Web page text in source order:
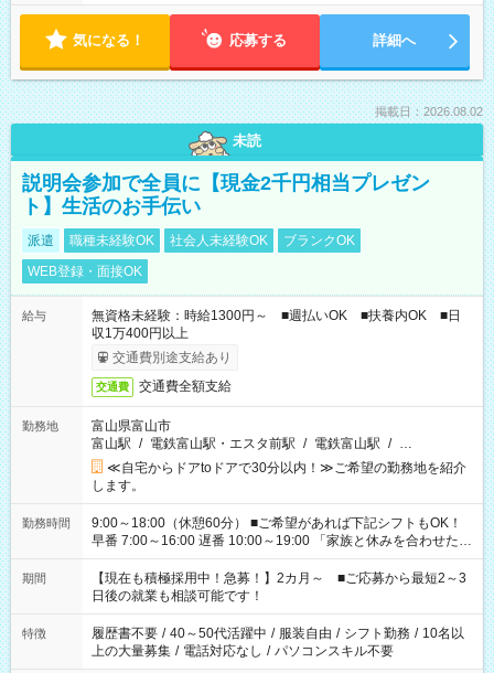
気になる！ 応募する 詳細へ
掲載日：2026.08.02
未読
説明会参加で全員に【現金2千円相当プレゼン
ト】生活のお手伝い
派遣 職種未経験OK 社会人未経験OK
ブランクOK
WEB登録・面接OK
給与
無資格未経験：時給1300円～ ■週払いOK ■扶養内OK ■日
収1万400円以上
交通費別途支給あり
交通費 交通費全額支給
勤務地
富山県富山市
富山駅 / 電鉄富山駅・エスタ前駅 / 電鉄富山駅 / …
≪自宅からドアtoドアで30分以内！≫ご希望の勤務地を紹介
します。
勤務時間
9:00～18:00（休憩60分） ■ご希望があれば下記シフトもOK！
早番 7:00～16:00 遅番 10:00～19:00 「家族と休みを合わせた
い」 「余裕を持って夕飯の準備がしたい」 「できれば残業はし
たくない」 など、ご希望を教えてくださいね。 ※Wワーク希望
の方へ 今ご覧のお仕事で希望する勤務時間と、もう1つのお仕事
の勤務時間。 合計で週40時間を超える場合は応募できません。
期間
【現在も積極採用中！急募！】2カ月～ ■ご応募から最短2～3
日後の就業も相談可能です！
特徴 履歴書不要 / 40～50代活躍中 / 服装自由 / シフト勤務 / 10名以
上の大量募集 / 電話対応なし / パソコンスキル不要